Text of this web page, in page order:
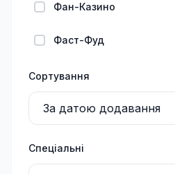
Фан-Казино
Фаст-Фуд
Сортування
Спеціальні